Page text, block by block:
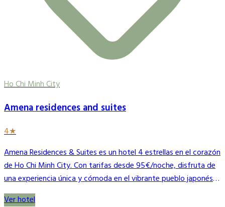
Ho Chi Minh City
Amena residences and suites
4★
Amena Residences & Suites es un hotel 4 estrellas en el corazón
de Ho Chi Minh City. Con tarifas desde 95€/noche, disfruta de
una experiencia única y cómoda en el vibrante pueblo japonés
de Saigón.
Ver hotel